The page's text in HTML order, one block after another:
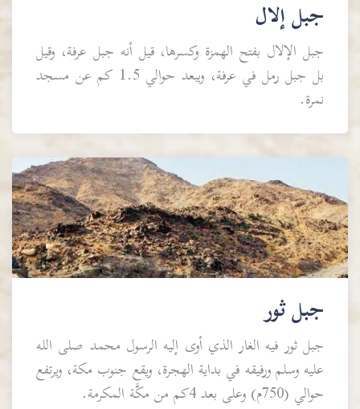
جبل إلال
جبل الإلال بفتح الهمزة وكسرها، قيل أنه جبل عرفة، وقيل
بل جبل رمل في عرفة، ويبعد حوالي 1.5 كم عن مسجد
نمرة.
جبل ثور
جبل ثور فيه الغار الذي أوى إليه الرسول محمد صلى الله
عليه وسلم ورفيقه في بداية الهجرة، ويقع جنوب مكة، ويرتفع
حوالي (750م) وعلى بعد 4كم من مكَّة المكرمة.